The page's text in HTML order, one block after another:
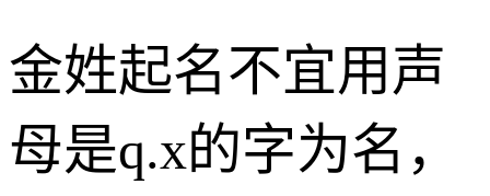
金姓起名不宜用声
母是q.x的字为名，